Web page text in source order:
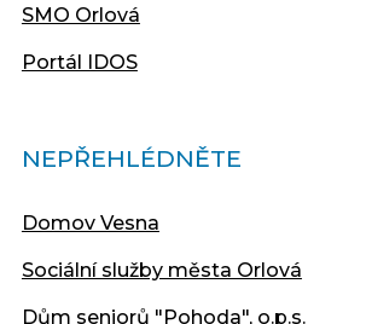
SMO Orlová
Portál IDOS
NEPŘEHLÉDNĚTE
Domov Vesna
Sociální služby města Orlová
Dům seniorů "Pohoda", o.p.s.